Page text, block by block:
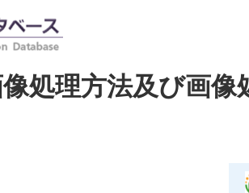
処理方法及び画像